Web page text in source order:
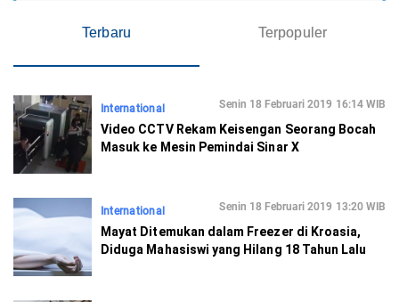
Terbaru Terpopuler
International Senin 18 Februari 2019 16:14 WIB
Video CCTV Rekam Keisengan Seorang Bocah
Masuk ke Mesin Pemindai Sinar X
International Senin 18 Februari 2019 13:20 WIB
Mayat Ditemukan dalam Freezer di Kroasia,
Diduga Mahasiswi yang Hilang 18 Tahun Lalu